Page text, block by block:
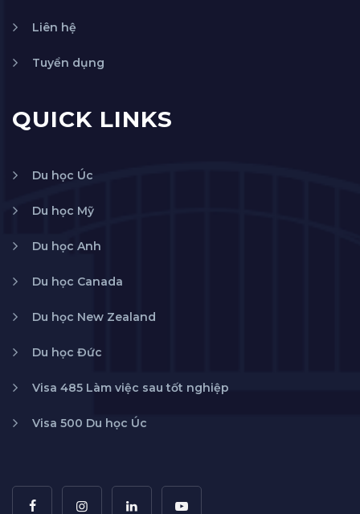
Liên hệ
Tuyển dụng
QUICK LINKS
Du học Úc
Du học Mỹ
Du học Anh
Du học Canada
Du học New Zealand
Du học Đức
Visa 485 Làm việc sau tốt nghiệp
Visa 500 Du học Úc